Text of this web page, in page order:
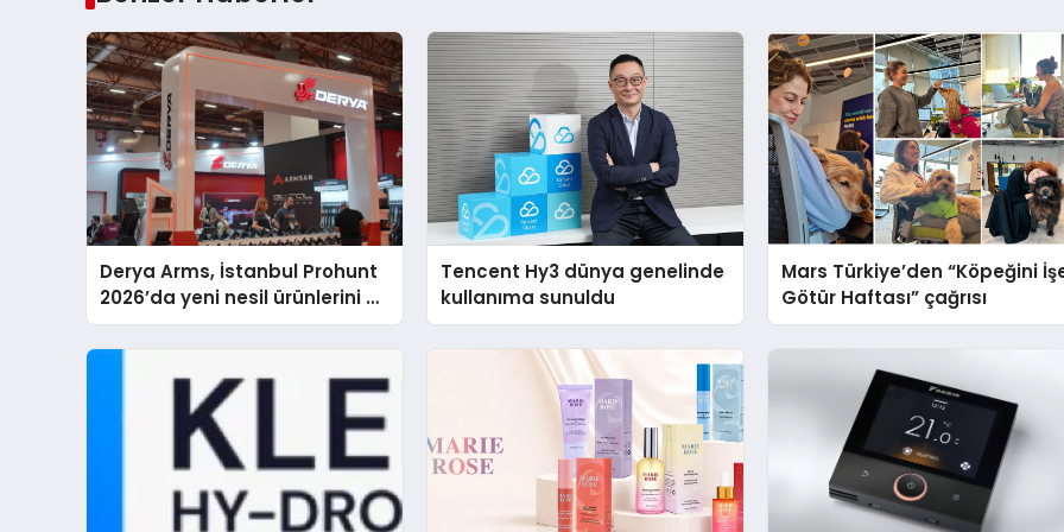
Derya Arms, İstanbul Prohunt
2026’da yeni nesil ürünlerini ve
global marka vizyonunu
sergiledi
Tencent Hy3 dünya genelinde
kullanıma sunuldu
Mars Türkiye’den “Köpeğini
Götür Haftası” çağrısı